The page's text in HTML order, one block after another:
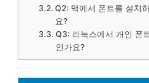
Q2: 맥에서 폰트를 설치
요?
Q3: 리눅스에서 개인 폰
인가요?